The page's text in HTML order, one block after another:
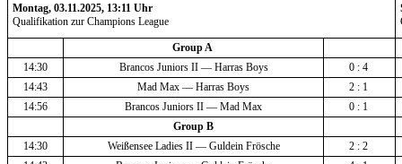
Montag, 03.11.2025, 13:11 Uhr
Qualifikation zur Champions League
Group A
14:30
Brancos Juniors II — Harras Boys
0 : 4
14:43
Mad Max — Harras Boys
2 : 1
14:56
Brancos Juniors II — Mad Max
0 : 1
Group B
14:30
Weißensee Ladies II — Guldein Frösche
2 : 2